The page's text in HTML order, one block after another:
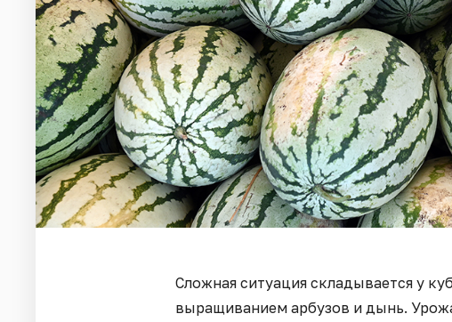
Сложная ситуация складывается у
выращиванием арбузов и дынь.